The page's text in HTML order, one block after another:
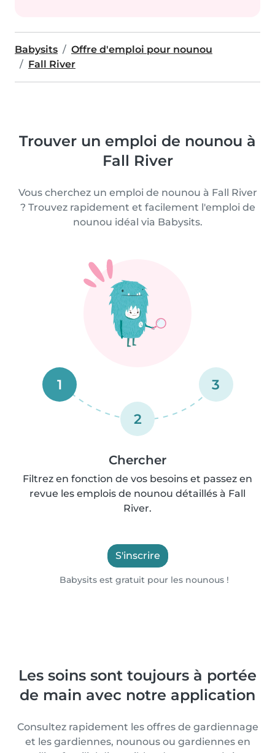
Babysits
Offre d'emploi pour nounou
Fall River
Trouver un emploi de nounou à
Fall River
Vous cherchez un emploi de nounou à Fall River
? Trouvez rapidement et facilement l'emploi de
nounou idéal via Babysits.
1
2
3
Chercher
Filtrez en fonction de vos besoins et passez en
revue les emplois de nounou détaillés à Fall
River.
S'inscrire
Babysits est gratuit pour les nounous !
Les soins sont toujours à portée
de main avec notre application
Consultez rapidement les offres de gardiennage
et les gardiennes, nounous ou gardiennes en